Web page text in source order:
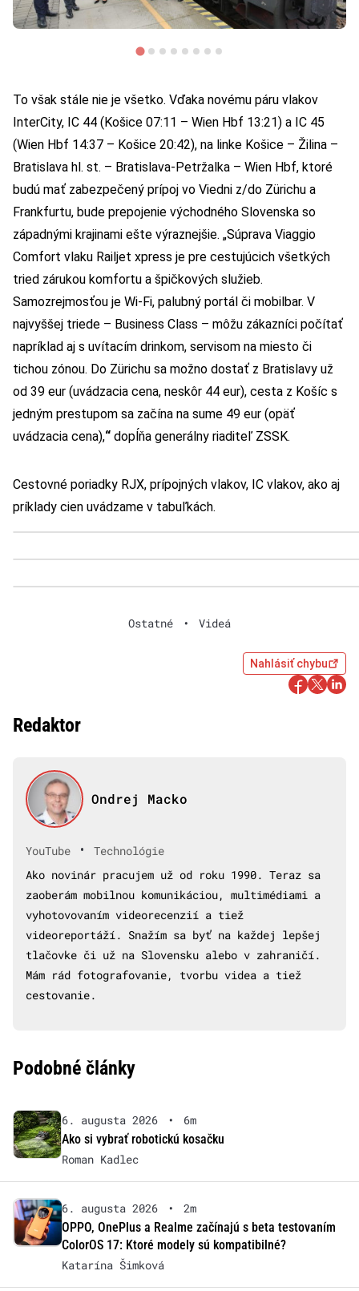
To však stále nie je všetko. Vďaka novému páru vlakov
InterCity, IC 44 (Košice 07:11 – Wien Hbf 13:21) a IC 45
(Wien Hbf 14:37 – Košice 20:42), na linke Košice – Žilina –
Bratislava hl. st. – Bratislava-Petržalka – Wien Hbf, ktoré
budú mať zabezpečený prípoj vo Viedni z/do Zürichu a
Frankfurtu, bude prepojenie východného Slovenska so
západnými krajinami ešte výraznejšie. „Súprava Viaggio
Comfort vlaku Railjet xpress je pre cestujúcich všetkých
tried zárukou komfortu a špičkových služieb.
Samozrejmosťou je Wi-Fi, palubný portál či mobilbar. V
najvyššej triede – Business Class – môžu zákazníci počítať
napríklad aj s uvítacím drinkom, servisom na miesto či
tichou zónou. Do Zürichu sa možno dostať z Bratislavy už
od 39 eur (uvádzacia cena, neskôr 44 eur), cesta z Košíc s
jedným prestupom sa začína na sume 49 eur (opäť
uvádzacia cena),“ dopĺňa generálny riaditeľ ZSSK.
Cestovné poriadky RJX, prípojných vlakov, IC vlakov, ako aj
príklady cien uvádzame v tabuľkách.
Ostatné • Videá
Nahlásiť chybu
Redaktor
Ondrej Macko
YouTube •
Technológie
Ako novinár pracujem už od roku 1990. Teraz sa
zaoberám mobilnou komunikáciou, multimédiami a
vyhotovovaním videorecenzií a tiež
videoreportáží. Snažím sa byť na každej lepšej
tlačovke či už na Slovensku alebo v zahraničí.
Mám rád fotografovanie, tvorbu videa a tiež
cestovanie.
Podobné články
6. augusta 2026 •
6m
Ako si vybrať robotickú kosačku
Roman Kadlec
6. augusta 2026 •
2m
OPPO, OnePlus a Realme začínajú s beta testovaním
ColorOS 17: Ktoré modely sú kompatibilné?
Katarína Šimková